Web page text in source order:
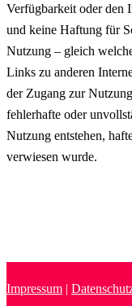
Verfügbarkeit oder den
und keine Haftung für
Nutzung – gleich
Links zu anderen
der Zugang zur
fehlerhafte oder
Nutzung entstehen,
verwiesen wurde.
Impressum |